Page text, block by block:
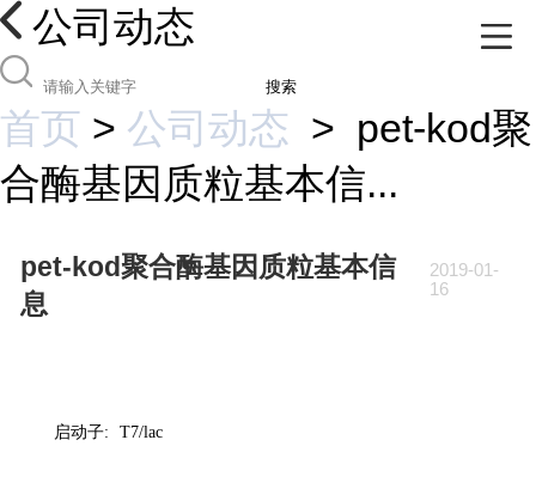
公司动态
搜索
首页 > 公司动态 > pet-kod聚
合酶基因质粒基本信...
pet-kod聚合酶基因质粒基本信
息
2019-01-
16
启动子: T7/lac